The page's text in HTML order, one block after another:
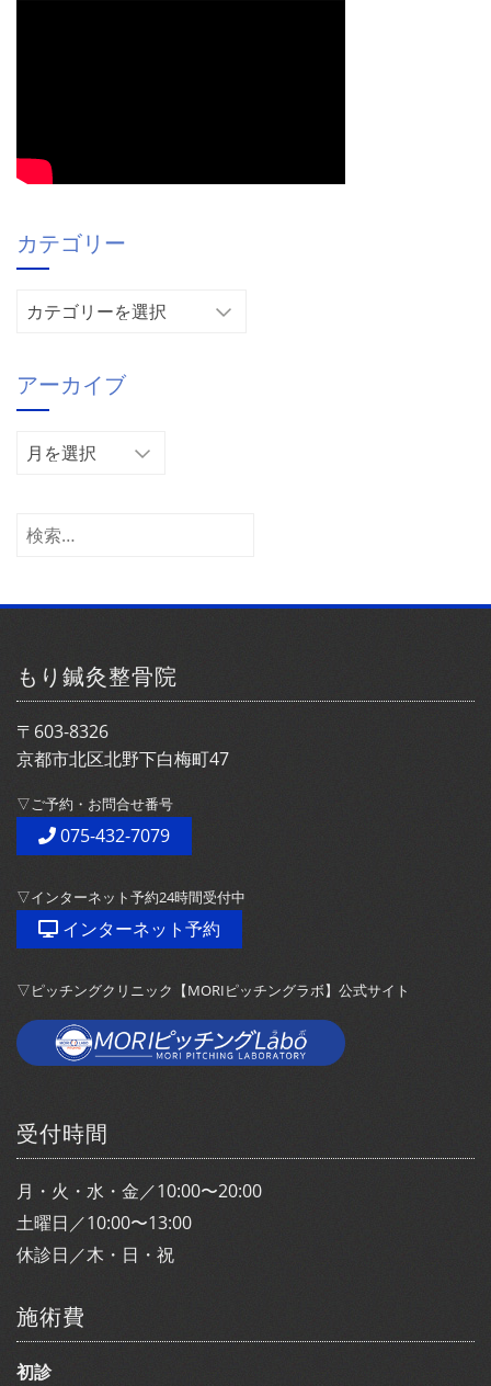
カテゴリー
テ
リ
ー
アーカイブ
ア
ー
イ
ブ
検
索:
もり鍼灸整骨院
〒603-8326
京都市北区北野下白梅町47
▽ご予約・お問合せ番号
075-432-7079
▽インターネット予約24時間受付中
インターネット予約
▽ピッチングクリニック【MORIピッチングラボ】公式サイト
受付時間
月・火・水・金／10:00〜20:00
土曜日／10:00〜13:00
休診日／木・日・祝
施術費
初診